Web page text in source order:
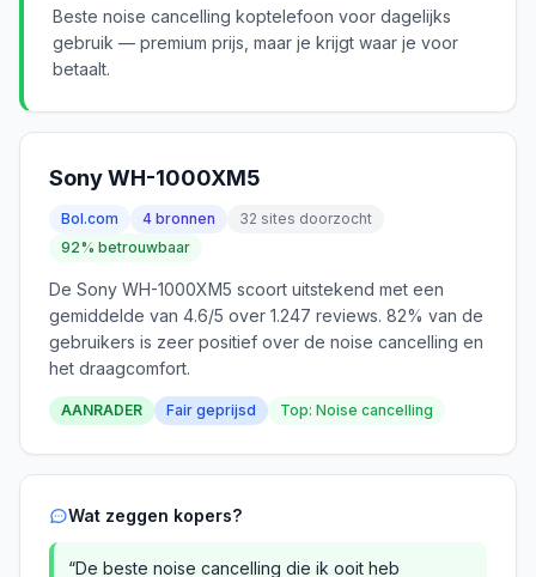
Beste noise cancelling koptelefoon voor dagelijks
gebruik — premium prijs, maar je krijgt waar je voor
betaalt.
Sony WH-1000XM5
Bol.com 4 bronnen
32 sites doorzocht
92% betrouwbaar
De Sony WH-1000XM5 scoort uitstekend met een
gemiddelde van 4.6/5 over 1.247 reviews. 82% van de
gebruikers is zeer positief over de noise cancelling en
het draagcomfort.
AANRADER Fair geprijsd Top: Noise cancelling
Wat zeggen kopers?
“De beste noise cancelling die ik ooit heb